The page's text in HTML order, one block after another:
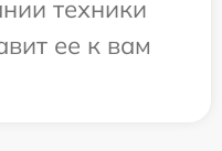
техники
ее к вам